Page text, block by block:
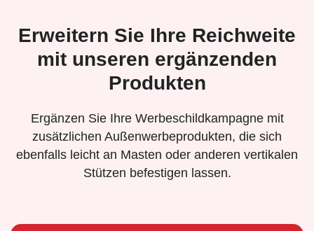
Erweitern Sie Ihre Reichweite
mit unseren ergänzenden
Produkten
Ergänzen Sie Ihre Werbeschildkampagne mit
zusätzlichen Außenwerbeprodukten, die sich
ebenfalls leicht an Masten oder anderen vertikalen
Stützen befestigen lassen.